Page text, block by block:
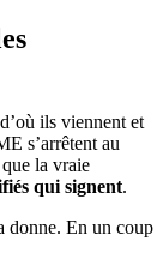
ils viennent et
s’arrêtent au
la vraie
qui signent.
donne. En un coup